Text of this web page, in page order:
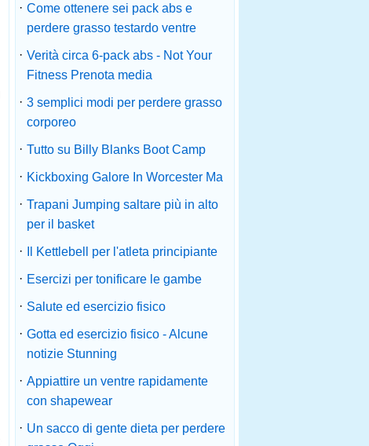
· Come ottenere sei pack abs e
perdere grasso testardo ventre
· Verità circa 6-pack abs - Not Your
Fitness Prenota media
· 3 semplici modi per perdere grasso
corporeo
· Tutto su Billy Blanks Boot Camp
· Kickboxing Galore In Worcester Ma
· Trapani Jumping saltare più in alto
per il basket
·
Il Kettlebell per l'atleta principiante
· Esercizi per tonificare le gambe
· Salute ed esercizio fisico
· Gotta ed esercizio fisico - Alcune
notizie Stunning
· Appiattire un ventre rapidamente
con shapewear
· Un sacco di gente dieta per perdere